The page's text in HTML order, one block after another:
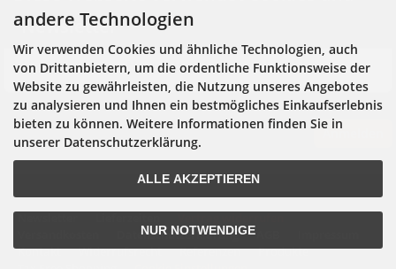
Newsletter
Hier geht es zur Newsletter-An- und Abmeldung
Anmelden
Datenschutzerklärung
Kontakt
Widerrufsrecht Referenzen
Produkte
andere Technologien
Wir verwenden Cookies und ähnliche Technologien, auch
von Drittanbietern, um die ordentliche Funktionsweise der
Website zu gewährleisten, die Nutzung unseres Angebotes
zu analysieren und Ihnen ein bestmögliches Einkaufserlebnis
bieten zu können. Weitere Informationen finden Sie in
unserer Datenschutzerklärung.
ALLE AKZEPTIEREN
NUR NOTWENDIGE